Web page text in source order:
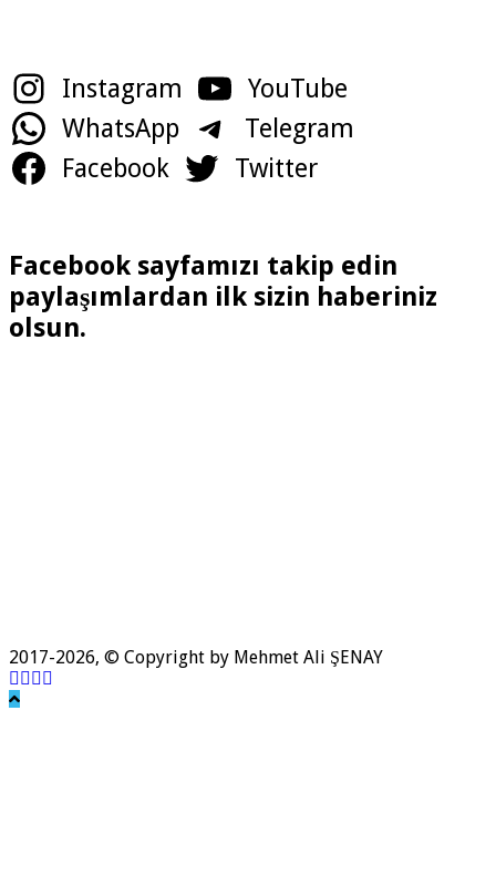
Instagram
YouTube
WhatsApp
Telegram
Facebook
Twitter
Facebook sayfamızı takip edin
paylaşımlardan ilk sizin haberiniz
olsun.
2017-2026, © Copyright by Mehmet Ali ŞENAY